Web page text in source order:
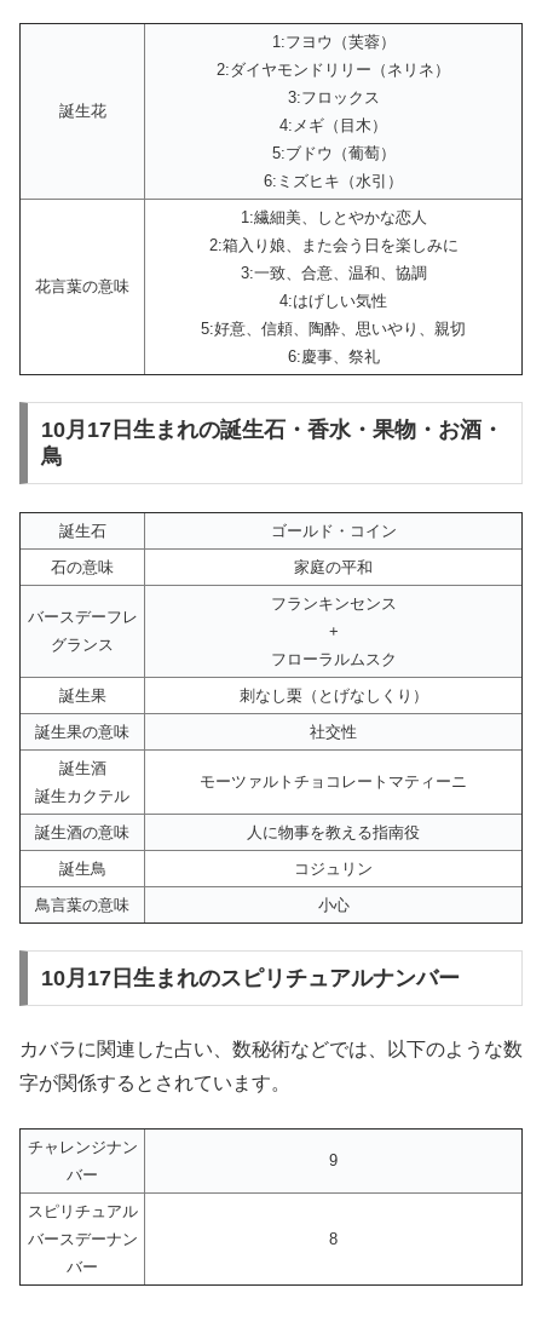
誕生花
1:フヨウ（芙蓉）
2:ダイヤモンドリリー（ネリネ）
3:フロックス
4:メギ（目木）
5:ブドウ（葡萄）
6:ミズヒキ（水引）
花言葉の意味
1:繊細美、しとやかな恋人
2:箱入り娘、また会う日を楽しみに
3:一致、合意、温和、協調
4:はげしい気性
5:好意、信頼、陶酔、思いやり、親切
6:慶事、祭礼
10月17日生まれの誕生石・香水・果物・お酒・
鳥
誕生石
ゴールド・コイン
石の意味
家庭の平和
バースデーフレ
グランス
フランキンセンス
+
フローラルムスク
誕生果
刺なし栗（とげなしくり）
誕生果の意味
社交性
誕生酒
誕生カクテル
モーツァルトチョコレートマティーニ
誕生酒の意味
人に物事を教える指南役
誕生鳥
コジュリン
鳥言葉の意味
小心
10月17日生まれのスピリチュアルナンバー
カバラに関連した占い、数秘術などでは、以下のような数
字が関係するとされています。
チャレンジナン
バー
9
スピリチュアル
バースデーナン
バー
8